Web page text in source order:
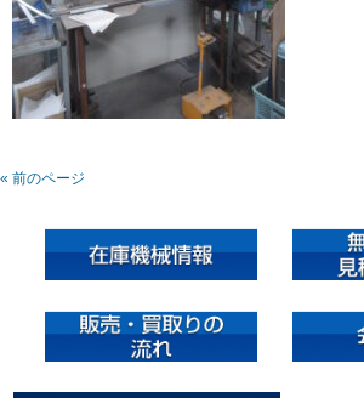
« 前のページ